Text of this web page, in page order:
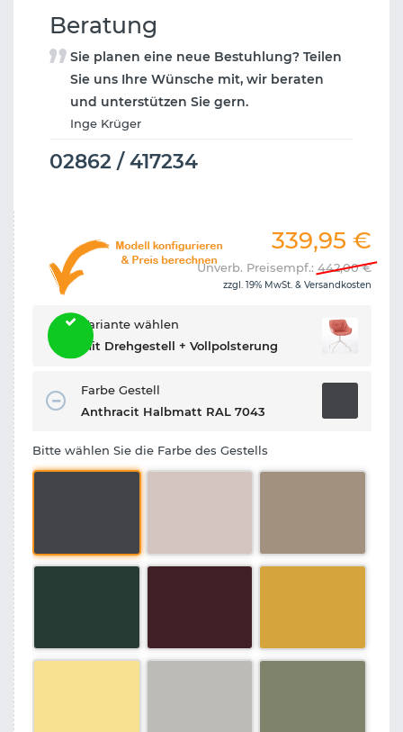
Beratung
Sie planen eine neue Bestuhlung? Teilen
Sie uns Ihre Wünsche mit, wir beraten
und unterstützen Sie gern.
Inge Krüger
02862 / 417234
339,95 €
Unverb. Preisempf.: 442,00€
zzgl. 19% MwSt. & Versandkosten
Variante wählen
Mit Drehgestell + Vollpolsterung
Farbe Gestell
Anthracit Halbmatt RAL 7043
Bitte wählen Sie die Farbe des Gestells